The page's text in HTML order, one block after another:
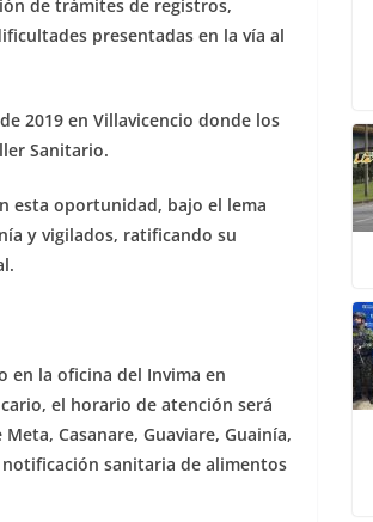
de trámites de registros,
presentadas en la vía al
2019 en Villavicencio donde los
Sanitario.
esta oportunidad, bajo el lema
y vigilados, ratificando su
en la oficina del Invima en
el horario de atención será
Casanare, Guaviare, Guainía,
sanitaria de alimentos